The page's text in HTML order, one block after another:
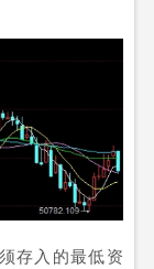
存入的最低资